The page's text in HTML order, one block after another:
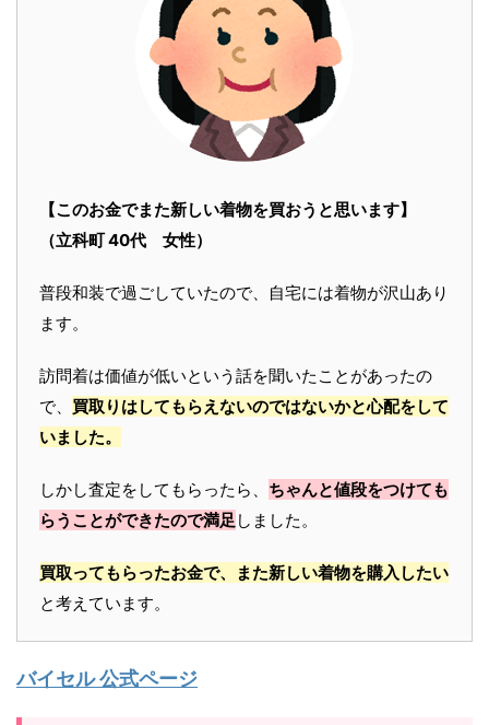
【このお金でまた新しい着物を買おうと思います】
（立科町 40代 女性）
普段和装で過ごしていたので、自宅には着物が沢山あり
ます。
訪問着は価値が低いという話を聞いたことがあったの
で、 買取りはしてもらえないのではないかと心配をして
いました。
しかし査定をしてもらったら、 ちゃんと値段をつけても
らうことができたので満足 しました。
買取ってもらったお金で、また新しい着物を購入したい
と考えています。
バイセル 公式ページ